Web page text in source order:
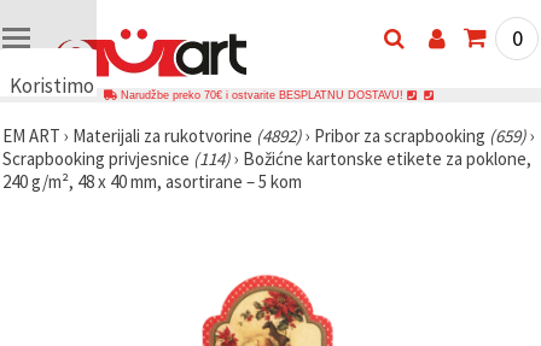
Koristimo
🍪
Koristimo
kolačiće i
0
Narudžbe preko 70€ i ostvarite BESPLATNU DOSTAVU!
EM ART › Materijali za rukotvorine (4892)› Pribor za scrapbooking (659)›
Scrapbooking privjesnice (114)› Božićne kartonske etikete za poklone,
240 g/m², 48 x 40 mm, asortirane – 5 kom